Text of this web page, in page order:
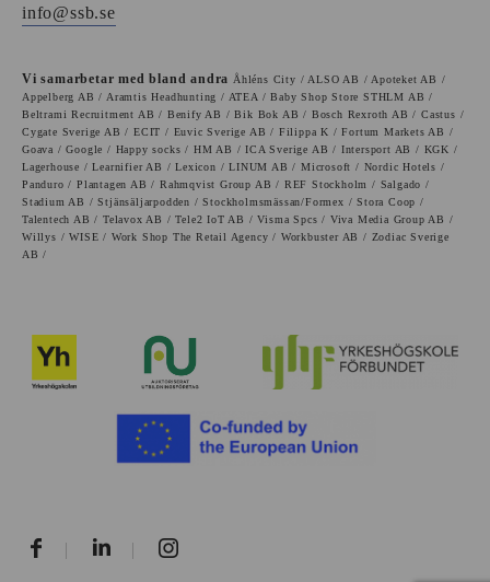
info@ssb.se
Vi samarbetar med bland andra Åhléns City / ALSO AB / Apoteket AB /
Appelberg AB / Aramtis Headhunting / ATEA / Baby Shop Store STHLM AB /
Beltrami Recruitment AB / Benify AB / Bik Bok AB / Bosch Rexroth AB / Castus /
Cygate Sverige AB / ECIT / Euvic Sverige AB / Filippa K / Fortum Markets AB /
Goava / Google / Happy socks / HM AB / ICA Sverige AB / Intersport AB / KGK /
Lagerhouse / Learnifier AB / Lexicon / LINUM AB / Microsoft / Nordic Hotels /
Panduro / Plantagen AB / Rahmqvist Group AB / REF Stockholm / Salgado /
Stadium AB / Stjänsäljarpodden / Stockholmsmässan/Formex / Stora Coop /
Talentech AB / Telavox AB / Tele2 IoT AB / Visma Spcs / Viva Media Group AB /
Willys / WISE / Work Shop The Retail Agency / Workbuster AB / Zodiac Sverige
AB /